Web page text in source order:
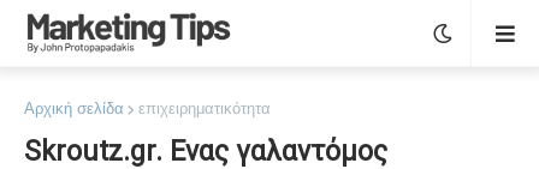
Αρχική σελίδα επιχειρηματικότητα
Skroutz.gr. Ενας γαλαντόμος